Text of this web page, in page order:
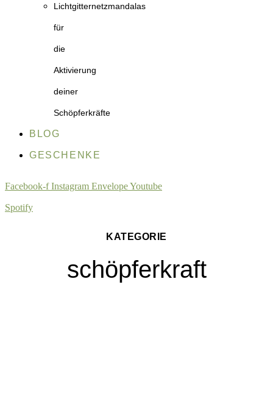
Lichtgitternetzmandalas
für
die
Aktivierung
deiner
Schöpferkräfte
BLOG
GESCHENKE
Facebook-f Instagram EnvelopeYoutube
Spotify
KATEGORIE
schöpferkraft